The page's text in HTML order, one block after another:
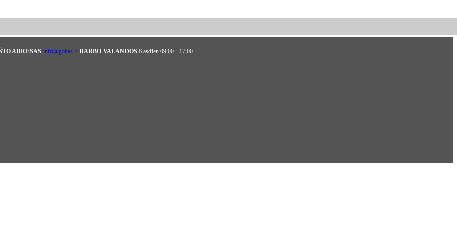
ADRESAS info@goltas.lt DARBO VALANDOS Kasdien 09:00 - 17:00